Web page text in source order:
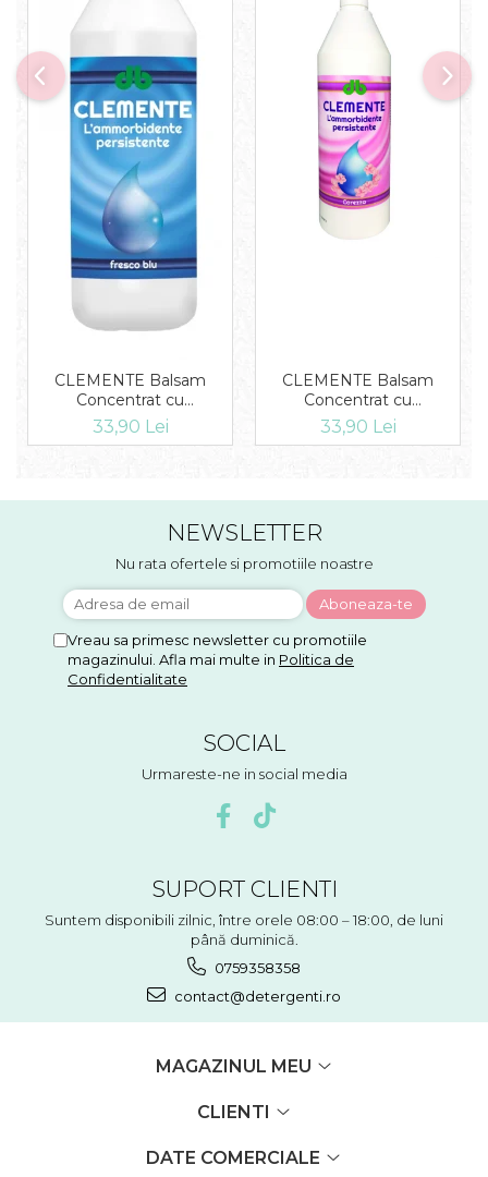
CLEMENTE Balsam
Concentrat cu
microcapsule Fresco Blu
33,90 Lei
CLEMENTE Balsam
Concentrat cu
microcapsule Carezza 1L
33,90 Lei
NEWSLETTER
Nu rata ofertele si promotiile noastre
Vreau sa primesc newsletter cu promotiile
magazinului. Afla mai multe in Politica de
Confidentialitate
SOCIAL
Urmareste-ne in social media
SUPORT CLIENTI
Suntem disponibili zilnic, între orele 08:00 – 18:00, de luni
până duminică.
0759358358
contact@detergenti.ro
MAGAZINUL MEU
CLIENTI
DATE COMERCIALE